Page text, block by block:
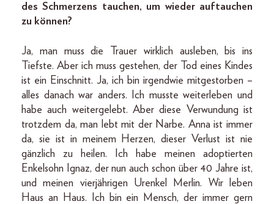
des Schmerzens tauchen, um wieder auftauchen
zu können?
Ja, man muss die Trauer wirklich ausleben, bis ins
Tiefste. Aber ich muss gestehen, der Tod eines Kindes
ist ein Einschnitt. Ja, ich bin irgendwie mitgestorben –
alles danach war anders. Ich musste weiterleben und
habe auch weitergelebt. Aber diese Verwundung ist
trotzdem da, man lebt mit der Narbe. Anna ist immer
da, sie ist in meinem Herzen, dieser Verlust ist nie
gänzlich zu heilen. Ich habe meinen adoptierten
Enkelsohn Ignaz, der nun auch schon über 40 Jahre ist,
und meinen vierjährigen Urenkel Merlin. Wir leben
Haus an Haus. Ich bin ein Mensch, der immer gern